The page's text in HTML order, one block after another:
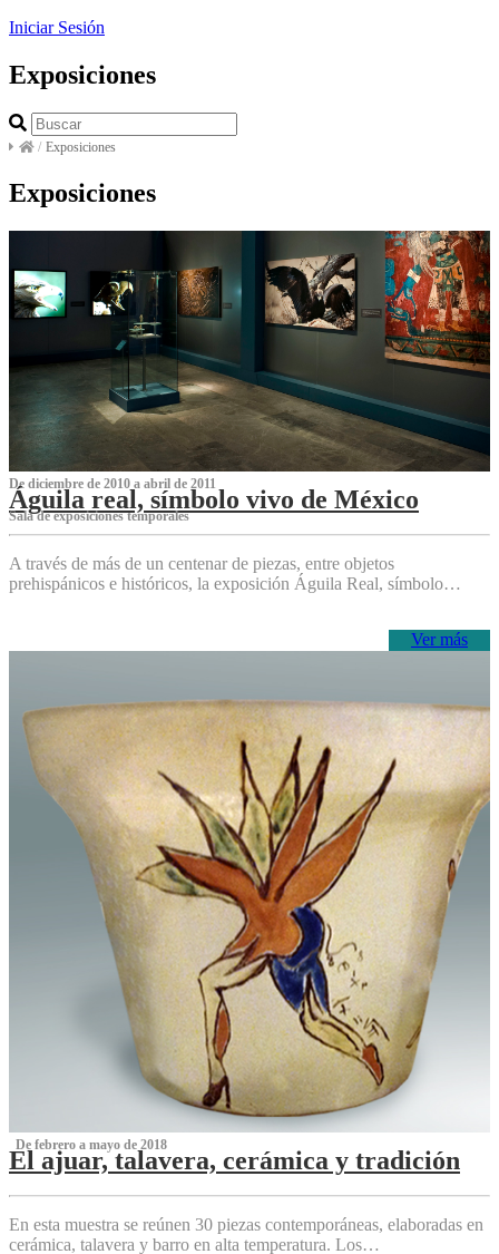
Iniciar Sesión
Exposiciones
/ Exposiciones
Exposiciones
De diciembre de 2010 a abril de 2011
Águila real, símbolo vivo de México
Sala de exposiciones temporales
A través de más de un centenar de piezas, entre objetos
prehispánicos e históricos, la exposición Águila Real, símbolo…
Ver más
‌ De febrero a mayo de 2018
El ajuar, talavera, cerámica y tradición
‌
En esta muestra se reúnen 30 piezas contemporáneas, elaboradas en
cerámica, talavera y barro en alta temperatura. Los…